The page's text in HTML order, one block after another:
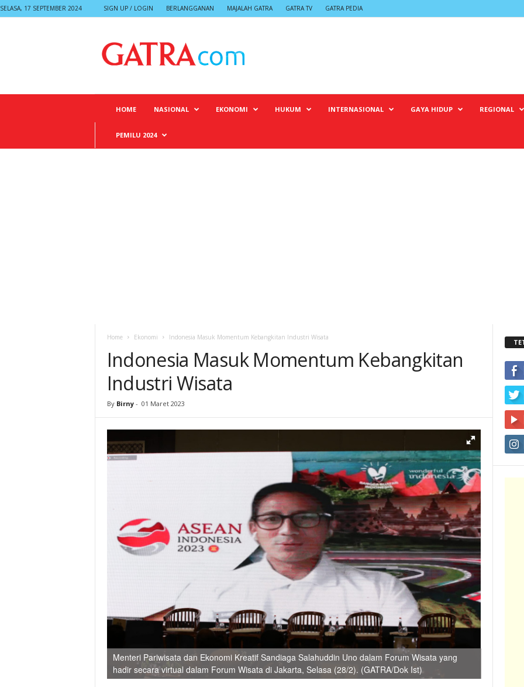
SELASA, 17 SEPTEMBER 2024 SIGN UP / LOGIN BERLANGGANAN MAJALAH GATRA GATRA TV GATRA PEDIA
HOME NASIONAL EKONOMI HUKUM INTERNASIONAL GAYA HIDUP REGIONAL
PEMILU 2024
Home Ekonomi Indonesia Masuk Momentum Kebangkitan Industri Wisata
Indonesia Masuk Momentum Kebangkitan
Industri Wisata
By Birny - 01 Maret 2023
Menteri Pariwisata dan Ekonomi Kreatif Sandiaga Salahuddin Uno dalam Forum Wisata yang
hadir secara virtual dalam Forum Wisata di Jakarta, Selasa (28/2). (GATRA/Dok Ist)